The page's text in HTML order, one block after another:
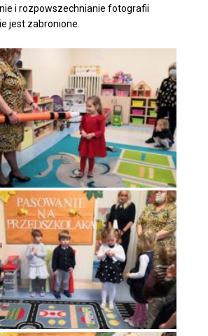
i rozpowszechnianie fotografii
jest zabronione.